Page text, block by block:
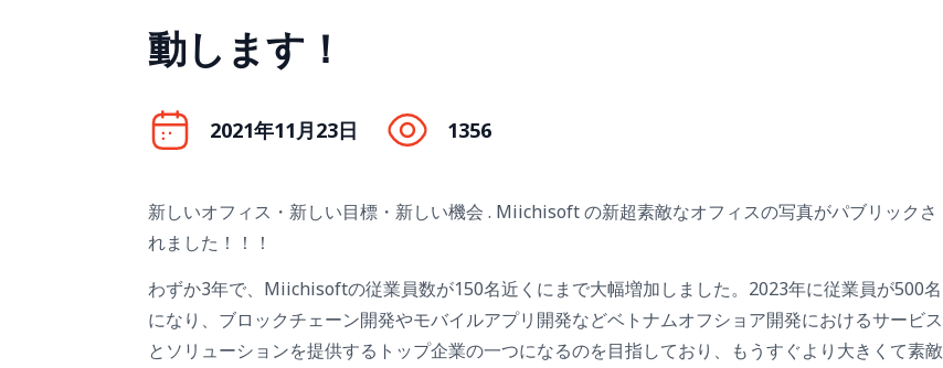
動します！
2021年11月23日 1356
新しいオフィス・新しい目標・新しい機会 . Miichisoft の新超素敵なオフィスの写真がパブリックさ
れました！！！
わずか3年で、Miichisoftの従業員数が150名近くにまで大幅増加しました。2023年に従業員が500名
になり、ブロックチェーン開発やモバイルアプリ開発などベトナムオフショア開発におけるサービス
とソリューションを提供するトップ企業の一つになるのを目指しており、もうすぐより大きくて素敵